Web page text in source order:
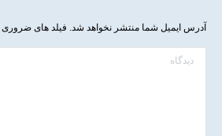
آدرس ایمیل شما منتشر نخواهد شد. فیلد های